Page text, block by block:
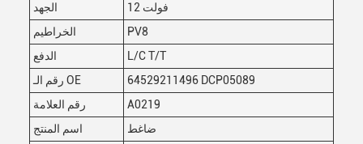
الجهد
12 فولت
الخراطيم
PV8
الدفع
L/C T/T
رقم الـ OE
64529211496 DCP05089
رقم العلامة
A0219
اسم المنتج
ضاغط